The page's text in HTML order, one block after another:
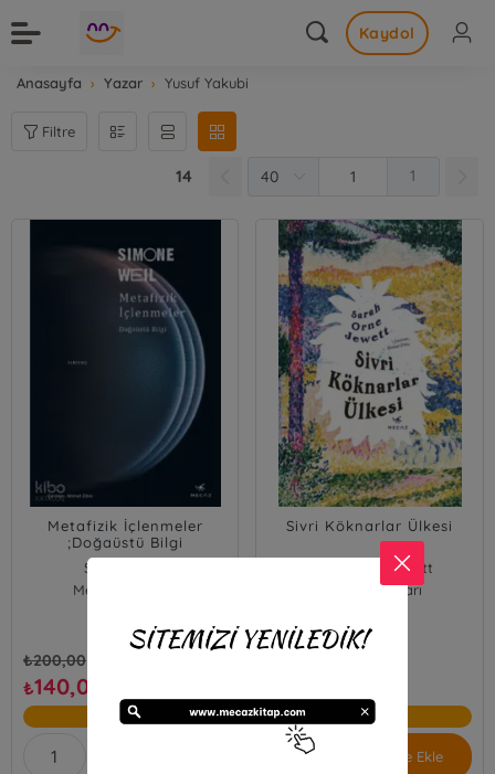
Kaydol
Anasayfa Yazar Yusuf Yakubi
Filtre
14 1
Metafizik İçlenmeler
;Doğaüstü Bilgi
Simone Weil
Mecaz Yayınları
₺200,00
₺140,00
%30
Sivri Köknarlar Ülkesi
Sarah Orne Jewett
Mecaz Yayınları
%30
Sepete Ekle